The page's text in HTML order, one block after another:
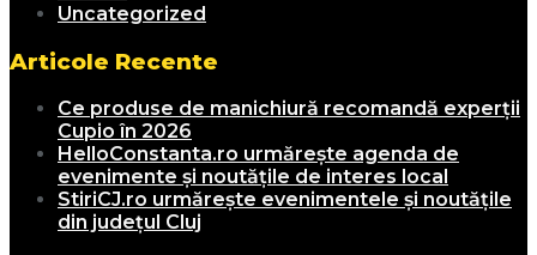
Uncategorized
Articole Recente
Ce produse de manichiură recomandă experții
Cupio în 2026
HelloConstanta.ro urmărește agenda de
evenimente și noutățile de interes local
StiriCJ.ro urmărește evenimentele și noutățile
din județul Cluj